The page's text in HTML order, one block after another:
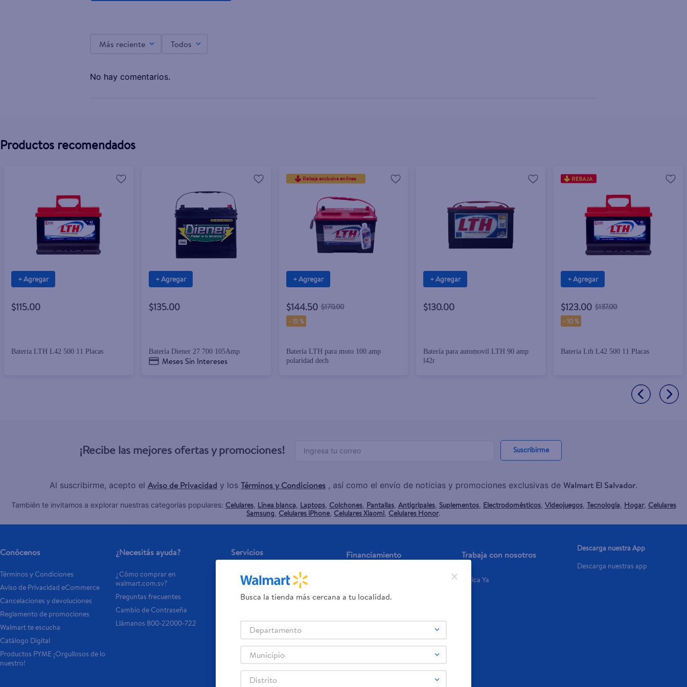
Más reciente Todos
No hay comentarios.
Productos recomendados
+ Agregar
$115.00
Bateria LTH L42 500 11 Placas
+ Agregar
$135.00
Batería Diener 27 700 105Amp
Meses Sin Intereses
Rebaja exclusiva en línea
+ Agregar
$144.50 $170.00
-15 %
Batería LTH para moto 100 amp
polaridad dech
+ Agregar
$130.00
Batería para automovil LTH 90 amp
l42r
+ Agregar
$123.00 $137.00
-10 %
Bateria Lth L42 500 11 Placas
¡Recibe las mejores ofertas y promociones! Suscribirme
Al suscribirme, acepto el Aviso de Privacidad y los Términos y Condiciones , así como el envío de noticias y promociones exclusivas de Walmart El Salvador.
También te invitamos a explorar nuestras categorías populares: Celulares, Línea blanca, Laptops, Colchones, Pantallas, Antigripales, Suplementos, Electrodomésticos, Videojuegos, Tecnología, Hogar, Celulares
Samsung, Celulares iPhone, Celulares Xiaomi, Celulares Honor.
Conócenos
Términos y Condiciones
Aviso de Privacidad eCommerce
Cancelaciones y devoluciones
Reglamento de promociones
Walmart te escucha
Catálogo Digital
Productos PYME ¡Orgullosos de lo
nuestro!
¿Necesitás ayuda?
¿Cómo comprar en
walmart.com.sv?
Preguntas frecuentes
Cambio de Contraseña
Llámanos 800-22000-722
Servicios
Tarjeta de regalo
Otros servicios:
- Remesas
Financiamiento Trabaja con nosotros
Aplica Ya
Descarga nuestra App
Descarga nuestras app
Busca la tienda más cercana a tu localidad.
Departamento
Municipio
Distrito